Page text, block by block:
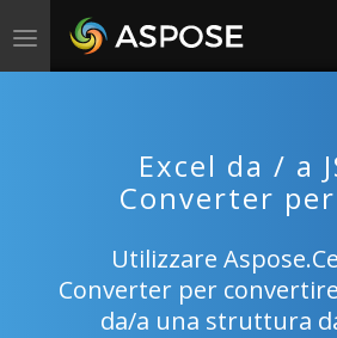
Toggle
Excel da / a
Converter per
Utilizzare
Converter per
da/a una struttura